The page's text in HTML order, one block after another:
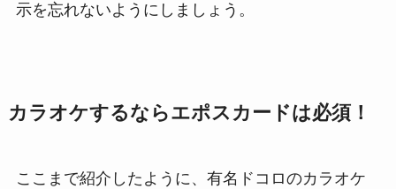
示を忘れないようにしましょう。
カラオケするならエポスカードは必須！
ここまで紹介したように、有名ドコロのカラオケ